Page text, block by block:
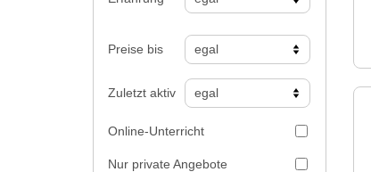
Preise bis
Zuletzt aktiv
Online-Unterricht
Nur private Angebote